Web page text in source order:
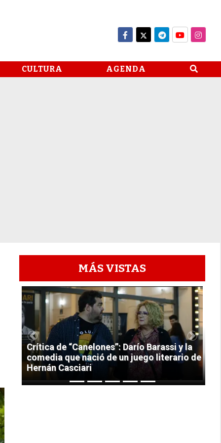
CULTURA AGENDA
MÁS VISTAS
1
Crítica de “Canelones”: Darío Barassi y la
comedia que nació de un juego literario de
Hernán Casciari
Previous Next